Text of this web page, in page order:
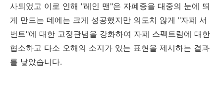
사되었고 이로 인해 "레인 맨"은 자폐증을 대중의 눈에 띄
게 만드는 데에는 크게 성공했지만 의도치 않게 "자폐 서
번트"에 대한 고정관념을 강화하여 자폐 스펙트럼에 대한
협소하고 다소 오해의 소지가 있는 표현을 제시하는 결과
를 낳았습니다.